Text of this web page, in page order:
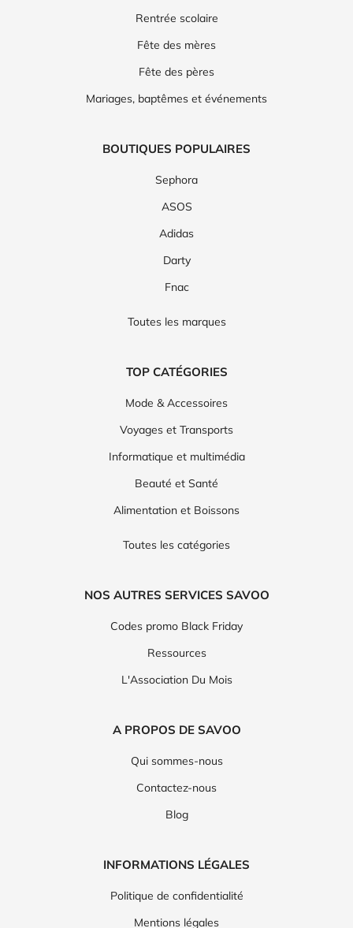
Rentrée scolaire
Fête des mères
Fête des pères
Mariages, baptêmes et événements
BOUTIQUES POPULAIRES
Sephora
ASOS
Adidas
Darty
Fnac
Toutes les marques
TOP CATÉGORIES
Mode & Accessoires
Voyages et Transports
Informatique et multimédia
Beauté et Santé
Alimentation et Boissons
Toutes les catégories
NOS AUTRES SERVICES SAVOO
Codes promo Black Friday
Ressources
L'Association Du Mois
A PROPOS DE SAVOO
Qui sommes-nous
Contactez-nous
Blog
INFORMATIONS LÉGALES
Politique de confidentialité
Mentions légales